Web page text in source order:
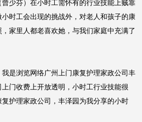
曾少芬）在小时工需怀有的行业技能上贼靠
时工会出现的挑战外，对老人和孩子的康
家里人都老喜欢她，与我们家庭中充满了
我是浏览网络广州上门康复护理家政公司丰
门收费上开放透明，小时工行业技能很
护理家政公司，丰泽园为我分享的小时